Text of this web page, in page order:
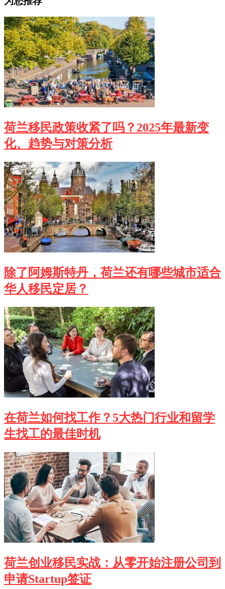
荷兰移民政策收紧了吗？2025年最新变
化、趋势与对策分析
除了阿姆斯特丹，荷兰还有哪些城市适合
华人移民定居？
在荷兰如何找工作？5大热门行业和留学
生找工的最佳时机
荷兰创业移民实战：从零开始注册公司到
申请Startup签证